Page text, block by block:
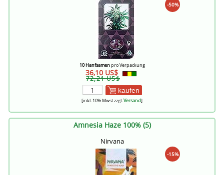
-50%
10 Hanfsamenpro Verpackung
36,10 US$
72,21 US$
kaufen
[inkl. 10% Mwst zzgl.Versand]
Amnesia Haze 100% (5)
Nirvana
-15%